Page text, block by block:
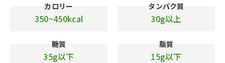
カロリー
350~450kcal
タンパク質
30g以上
糖質
35g以下
脂質
15g以下